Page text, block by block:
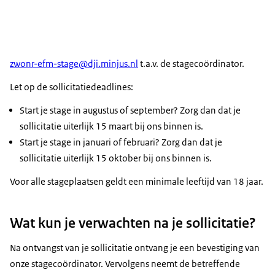
Jij helpt bij het opstellen van een beroepschrift.
Justitiabelen kunnen een schorsingsverzoek
indienen om een maatregel tijdelijk op te heffen in
afwachting van de uitspraak. Jij beoordeelt deze en
helpt om de verzoeken af te handelen.
Vereiste opleidingen:
Hbo Sociaal Juridische Dienstverlening
zwonr-efm-stage@dji.minjus.nl t.a.v. de stagecoördinator.
Let op de sollicitatiedeadlines:
Start je stage in augustus of september? Zorg dan dat je
sollicitatie uiterlijk 15 maart bij ons binnen is.
Start je stage in januari of februari? Zorg dan dat je
sollicitatie uiterlijk 15 oktober bij ons binnen is.
Voor alle stageplaatsen geldt een minimale leeftijd van 18 jaar.
Wat kun je verwachten na je sollicitatie?
Na ontvangst van je sollicitatie ontvang je een bevestiging van
onze stagecoördinator. Vervolgens neemt de betreffende